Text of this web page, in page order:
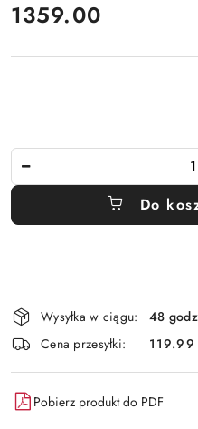
cena:
1359.00
Do
Dostępność
i
dostawa
Wysyłka w ciągu:
48
Cena przesyłki:
119.99
Pobierz produkt do PDF